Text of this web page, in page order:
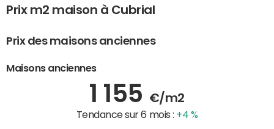
Prix m2 maison à Cubrial
Prix des maisons anciennes
Maisons anciennes
1 155 €/m2
Tendance sur 6 mois : +4 %